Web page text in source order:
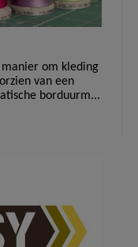
om kleding
van een
borduurm...